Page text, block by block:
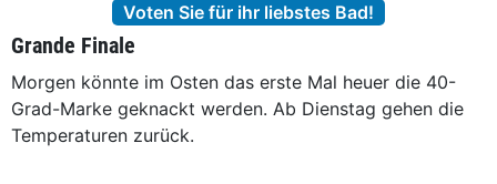
Voten Sie für ihr liebstes Bad!
Grande Finale
Morgen könnte im Osten das erste Mal heuer die 40-
Grad-Marke geknackt werden. Ab Dienstag gehen die
Temperaturen zurück.